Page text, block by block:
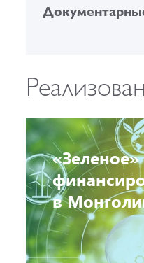
«Зеленое»
в